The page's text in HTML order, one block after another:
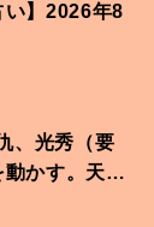
い】2026年8
、光秀（要
かす。天下